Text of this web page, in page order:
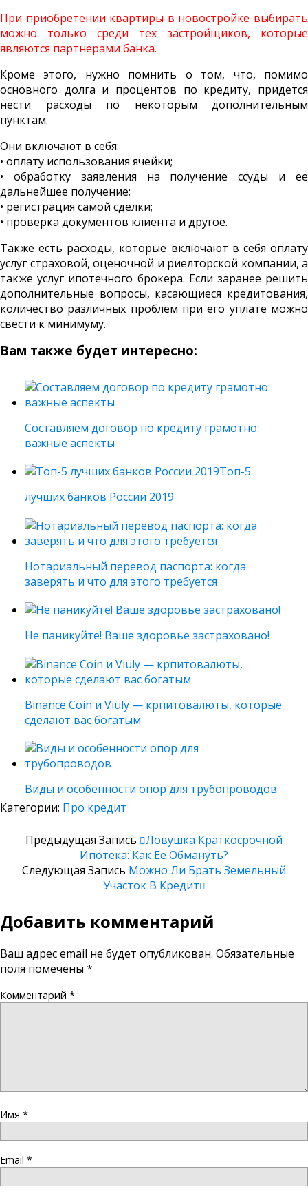
При приобретении квартиры в новостройке выбирать
можно только среди тех застройщиков, которые
являются партнерами банка.
Кроме этого, нужно помнить о том, что, помимо
основного долга и процентов по кредиту, придется
нести расходы по некоторым дополнительным
пунктам.
Они включают в себя:
• оплату использования ячейки;
• обработку заявления на получение ссуды и ее
дальнейшее получение;
• регистрация самой сделки;
• проверка документов клиента и другое.
Также есть расходы, которые включают в себя оплату
услуг страховой, оценочной и риелторской компании, а
также услуг ипотечного брокера. Если заранее решить
дополнительные вопросы, касающиеся кредитования,
количество различных проблем при его уплате можно
свести к минимуму.
Вам также будет интересно:
Составляем договор по кредиту грамотно:
важные аспекты
Топ-5
лучших банков России 2019
Нотариальный перевод паспорта: когда
заверять и что для этого требуется
Не паникуйте! Ваше здоровье застраховано!
Binance Coin и Viuly — крпитовалюты, которые
сделают вас богатым
Виды и особенности опор для трубопроводов
Категории: Про кредит
Предыдущая Запись
Ловушка Краткосрочной
Ипотека: Как Ее Обмануть?
Следующая Запись Можно Ли Брать Земельный
Участок В Кредит
Добавить комментарий
Ваш адрес email не будет опубликован. Обязательные
поля помечены *
Комментарий *
Имя *
Email *